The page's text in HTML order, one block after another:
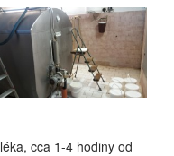
cca 1-4 hodiny od